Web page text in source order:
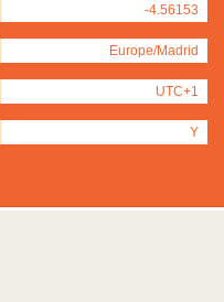
-4.56153
Europe/Madrid
UTC+1
Y